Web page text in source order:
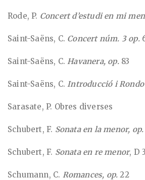
Rode, P. Concert d’estudi en mi
Saint-Saëns, C. Concert núm. 3 op.
Saint-Saëns, C.Havanera, op.83
Saint-Saëns, C.Introducció i
Sarasate, P. Obres diverses
Schubert, F. Sonata en la menor, op.
Schubert, F. Sonata en re menor, D
Schumann, C. Romances, op.22